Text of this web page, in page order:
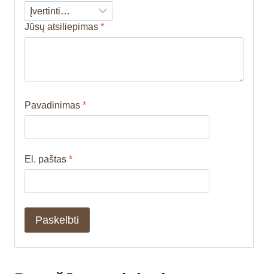
Jūsų atsiliepimas *
Pavadinimas *
El. paštas *